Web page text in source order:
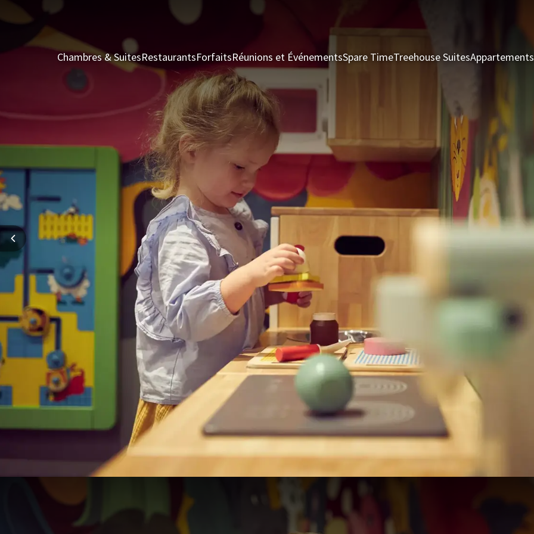
Chambres & SuitesRestaurantsForfaitsRéunions et ÉvénementsSpare TimeTreehouse SuitesAppartements
Manger avec des enfants chez Van der